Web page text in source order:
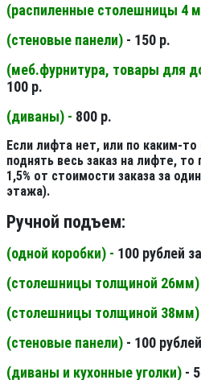
(распиленные столешницы 4 м
(стеновые панели) - 150 р.
(меб.фурнитура, товары для
100 р.
(диваны) - 800 р.
Если лифта нет, или по каким-
поднять весь заказ на лифте,
1,5% от стоимости заказа за
этажа).
Ручной подъем:
(одной коробки) - 100 рублей
(столешницы толщиной 26мм)
(столешницы толщиной 38мм)
(стеновые панели) - 100
(диваны и кухонные уголки) -